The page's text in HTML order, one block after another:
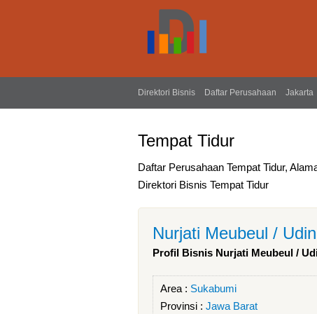
Direktori Bisnis Daftar Perusahaan Jakarta
Tempat Tidur
Daftar Perusahaan Tempat Tidur,
Direktori Bisnis Tempat Tidur
Nurjati Meubeul /
Profil Bisnis Nurjati Meubeul /
Area : Sukabumi
Provinsi : Jawa Barat